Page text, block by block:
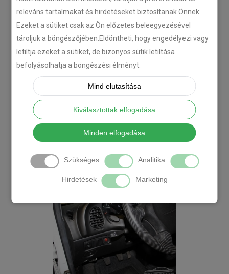
releváns tartalmakat és hirdetéseket biztosítanak Önnek.
Ezeket a sütiket csak az Ön előzetes beleegyezésével
tároljuk a böngészőjében.Eldöntheti, hogy engedélyezi vagy
letiltja ezeket a sütiket, de bizonyos sütik letiltása
befolyásolhatja a böngészési élményt.
Mind elutasítása
Kiválasztottak elfogadása
Minden elfogadása
Szükséges Analitika
Hirdetések Marketing